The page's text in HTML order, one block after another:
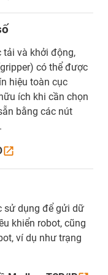
tải và khởi động,
có thể được
hiệu toàn cục
ích khi cần chọn
bằng các nút
sử dụng để gửi dữ
khiển robot, cũng
ví dụ như trạng